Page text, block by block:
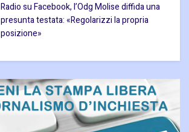
Radio su Facebook, l’Odg Molise diffida una
presunta testata: «Regolarizzi la propria
posizione»